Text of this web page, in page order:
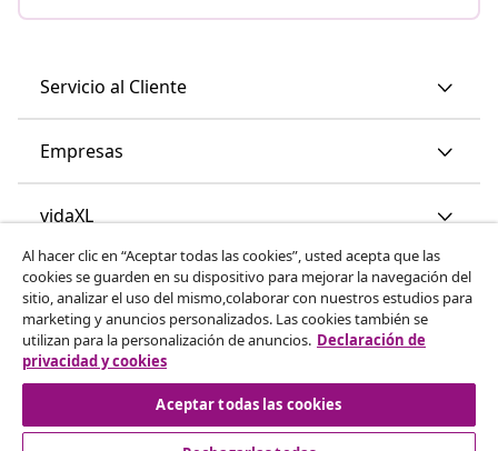
Servicio al Cliente
Empresas
vidaXL
Descubre mas
Al hacer clic en “Aceptar todas las cookies”, usted acepta que las
cookies se guarden en su dispositivo para mejorar la navegación del
sitio, analizar el uso del mismo,colaborar con nuestros estudios para
marketing y anuncios personalizados. Las cookies también se
utilizan para la personalización de anuncios. Declaración de
privacidad y cookies
Aceptar todas las cookies